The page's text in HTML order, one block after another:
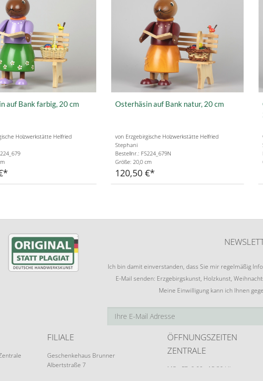
auf Bank farbig, 20 cm
Holzwerkstätte Helfried
Osterhäsin auf Bank natur, 20 cm
von Erzgebirgische Holzwerkstätte Helfried
Stephani
Bestellnr.: FS224_679N
Größe: 20,0 cm
120,50 €
Ich bin damit einverstanden, dass Sie mir regelmäßig
E-Mail senden: Erzgebirgskunst, Holzkunst,
Meine Einwilligung kann ich Ihnen
FILIALE
Geschenkehaus Brunner
Albertstraße 7
ÖFFNUNGSZEITEN
ZENTRALE
MO - FR: 9:00 - 15:30 Uhr